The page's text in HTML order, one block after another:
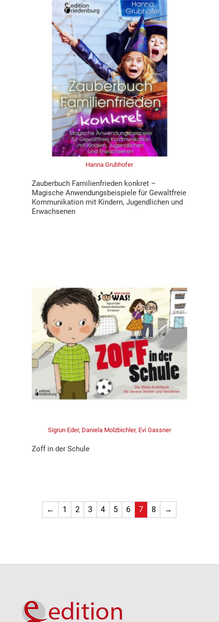
Hanna Grubhofer
Zauberbuch Familienfrieden konkret –
Magische Anwendungsbeispiele für Gewaltfreie
Kommunikation mit Kindern, Jugendlichen und
Erwachsenen
Sigrun Eder, Daniela Molzbichler, Evi Gassner
Zoff in der Schule
← 1 2 3 4 5 6 7 8 →